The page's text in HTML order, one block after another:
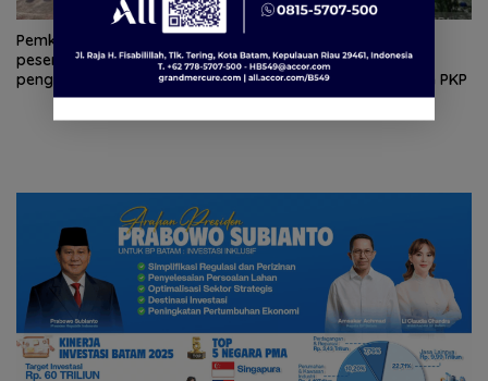
Pemkab Natuna bekali
peserta Jamnas Pramuka
pengetahuan geopark
bantuan perbaikan 167
rumah dari Kementerian PKP